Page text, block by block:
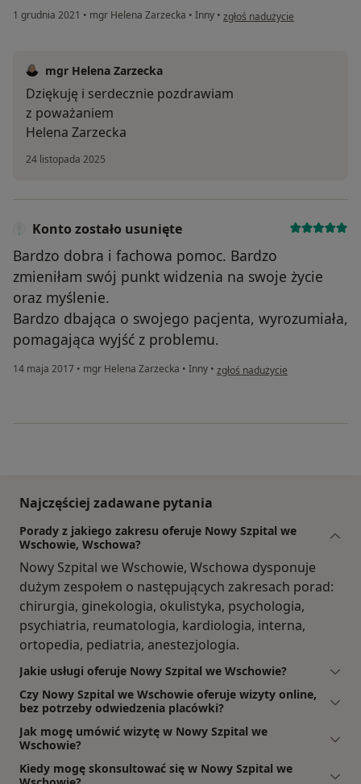
1 grudnia 2021 • mgr Helena Zarzecka • Inny • w opinii użytkownika O. I
zgłoś nadużycie
mgr Helena Zarzecka
Dziękuję i serdecznie pozdrawiam
z poważaniem
Helena Zarzecka
24 listopada 2025
Konto zostało usunięte
Bardzo dobra i fachowa pomoc. Bardzo
zmieniłam swój punkt widzenia na swoje życie
oraz myślenie.
Bardzo dbająca o swojego pacjenta, wyrozumiała,
pomagająca wyjść z problemu.
14 maja 2017 • mgr Helena Zarzecka • Inny • w opinii użytkownika Konto
zgłoś nadużycie
Najczęściej zadawane pytania
Porady z jakiego zakresu oferuje Nowy Szpital we
Wschowie, Wschowa?
Nowy Szpital we Wschowie, Wschowa dysponuje
dużym zespołem o następujących zakresach porad:
chirurgia, ginekologia, okulistyka, psychologia,
psychiatria, reumatologia, kardiologia, interna,
ortopedia, pediatria, anestezjologia.
Jakie usługi oferuje Nowy Szpital we Wschowie?
Czy Nowy Szpital we Wschowie oferuje wizyty online,
bez potrzeby odwiedzenia placówki?
Jak mogę umówić wizytę w Nowy Szpital we
Wschowie?
Kiedy mogę skonsultować się w Nowy Szpital we